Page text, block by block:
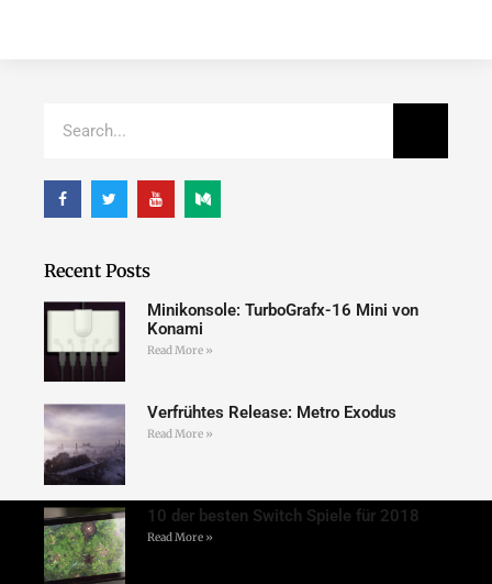
Recent Posts
Minikonsole: TurboGrafx-16 Mini von
Konami
Read More »
Verfrühtes Release: Metro Exodus
Read More »
10 der besten Switch Spiele für 2018
Read More »